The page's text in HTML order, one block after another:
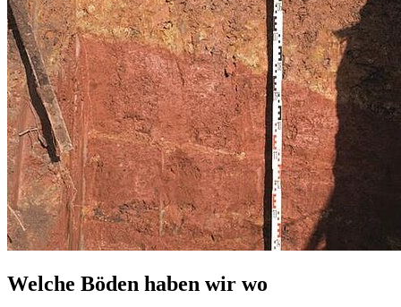
Welche Böden haben wir wo